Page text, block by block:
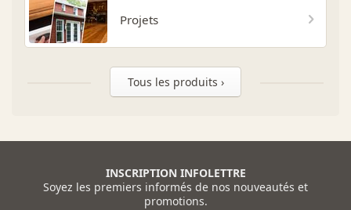
Projets
Tous les produits ›
INSCRIPTION INFOLETTRE
Soyez les premiers informés de nos nouveautés et
promotions.